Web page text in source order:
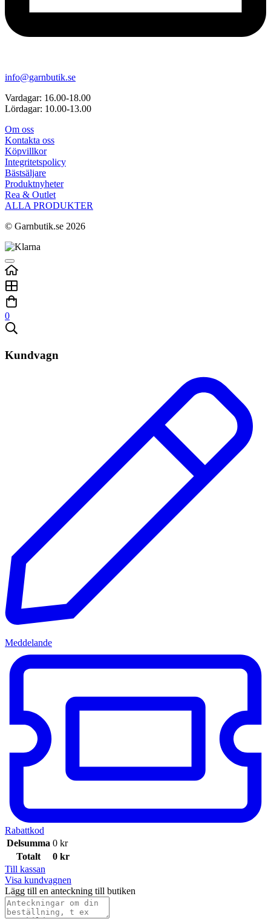
info@garnbutik.se
Vardagar: 16.00-18.00
Lördagar: 10.00-13.00
Om oss
Kontakta oss
Köpvillkor
Integritetspolicy
Bästsäljare
Produktnyheter
Rea & Outlet
ALLA PRODUKTER
© Garnbutik.se 2026
0
Kundvagn
Meddelande
Rabattkod
Delsumma 0 kr
Totalt
0 kr
Till kassan
Visa kundvagnen
Lägg till en anteckning till butiken